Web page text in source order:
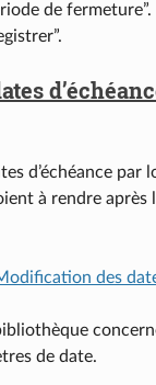
de fermeture”.
d’échéance par
à rendre après
des
de date.